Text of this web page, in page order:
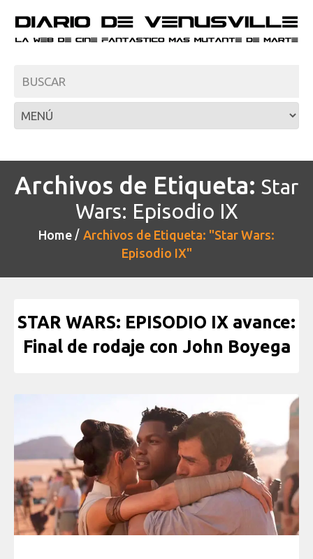
Archivos de Etiqueta: Star
Wars: Episodio IX
Home
Archivos de Etiqueta: "Star Wars:
Episodio IX"
STAR WARS: EPISODIO IX avance:
Final de rodaje con John Boyega